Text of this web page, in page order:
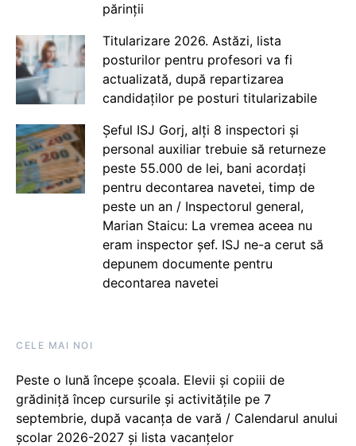
părinții
Titularizare 2026. Astăzi, lista
posturilor pentru profesori va fi
actualizată, după repartizarea
candidaților pe posturi titularizabile
Șeful ISJ Gorj, alți 8 inspectori și
personal auxiliar trebuie să returneze
peste 55.000 de lei, bani acordați
pentru decontarea navetei, timp de
peste un an / Inspectorul general,
Marian Staicu: La vremea aceea nu
eram inspector șef. ISJ ne-a cerut să
depunem documente pentru
decontarea navetei
CELE MAI NOI
Peste o lună începe școala. Elevii și copiii de
grădiniță încep cursurile și activitățile pe 7
septembrie, după vacanța de vară / Calendarul anului
școlar 2026-2027 și lista vacanțelor